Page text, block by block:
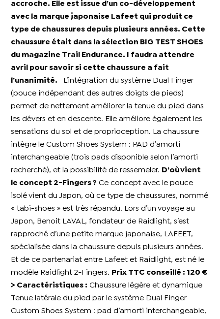
accroche. Elle est issue d’un co-développement
avec la marque japonaise Lafeet qui produit ce
type de chaussures depuis plusieurs années. Cette
chaussure était dans la sélection BIG TEST SHOES
du magazine Trail Endurance. I faudra attendre
avril pour savoir si cette chaussure a fait
l’unanimité.
L’intégration du système Dual Finger
(pouce indépendant des autres doigts de pieds)
permet de nettement améliorer la tenue du pied dans
les dévers et en descente. Elle améliore également les
sensations du sol et de proprioception. La chaussure
intègre le Custom Shoes System : PAD d’amorti
interchangeable (trois pads disponible selon l’amorti
recherché), et la possibilité de ressemeler.
D’où vient
le concept 2-Fingers ? Ce concept avec le pouce
isolé vient du Japon, où ce type de chaussures, nommé
« tabi-shoes » est très répandu. Lors d’un voyage au
Japon, Benoit LAVAL, fondateur de Raidlight, s’est
rapproché d’une petite marque japonaise, LAFEET,
spécialisée dans la chaussure depuis plusieurs années.
Et de ce partenariat entre Lafeet et Raidlight, est né le
modèle Raidlight 2-Fingers.
Prix TTC conseillé : 120 €
> Caractéristiques : Chaussure légère et dynamique
Tenue latérale du pied par le système Dual Finger
Custom Shoes System : pad d’amorti interchangeable,